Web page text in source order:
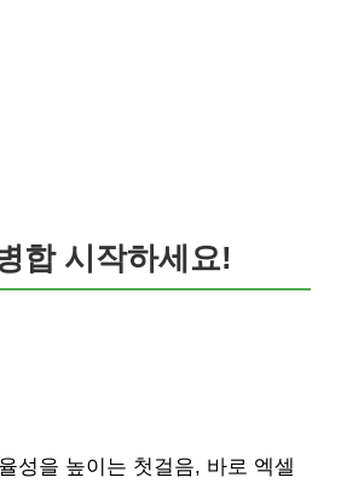
합 시작하세요!
성을 높이는 첫걸음, 바로 엑셀